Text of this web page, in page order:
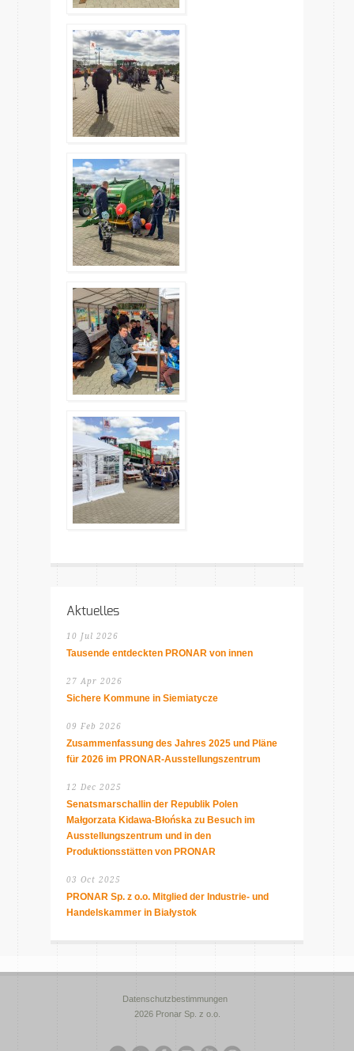
Aktuelles
10 Jul 2026
Tausende entdeckten PRONAR von innen
27 Apr 2026
Sichere Kommune in Siemiatycze
09 Feb 2026
Zusammenfassung des Jahres 2025 und Pläne
für 2026 im PRONAR-Ausstellungszentrum
12 Dec 2025
Senatsmarschallin der Republik Polen
Małgorzata Kidawa-Błońska zu Besuch im
Ausstellungszentrum und in den
Produktionsstätten von PRONAR
03 Oct 2025
PRONAR Sp. z o.o. Mitglied der Industrie- und
Handelskammer in Białystok
Datenschutzbestimmungen
2026 Pronar Sp. z o.o.